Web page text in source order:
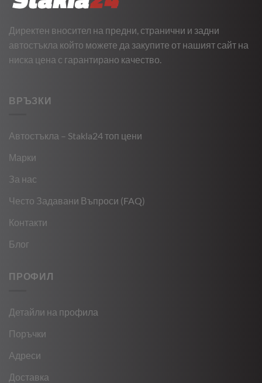
Директен вносител на предни, странични и задни
автостъкла който можете да закупите от нашият сайт на
ниска цена с гарантирано качество.
ВРЪЗКИ
Автостъкла – Stakla24 топ цени
Марки
За нас
Често Задавани Въпроси (FAQ)
Контакти
Блог
ПРОФИЛ
Детайли на профила
Поръчки
Адреси
Доставка